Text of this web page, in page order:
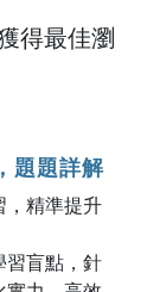
得最佳瀏
題題詳解
，精準提升
習盲點，針